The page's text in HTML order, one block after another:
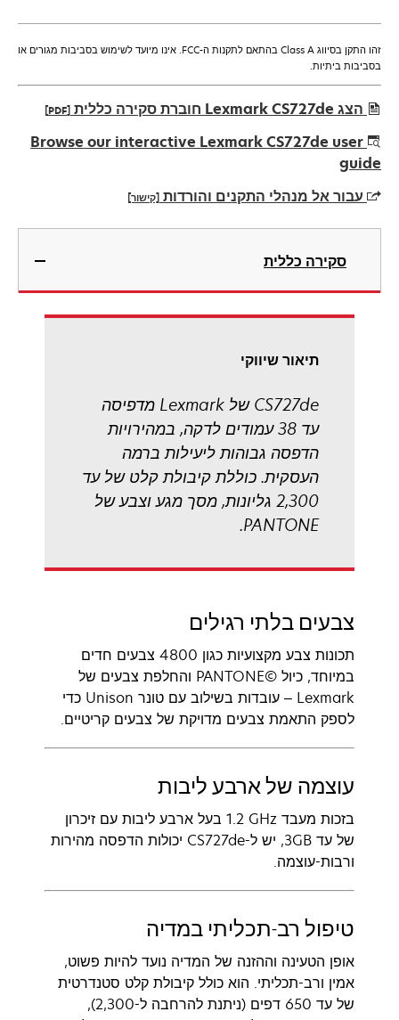
זהו התקן בסיווג Class A בהתאם לתקנות ה-FCC. אינו מיועד לשימוש בסביבות מגורים או
בסביבות ביתיות.
הצג Lexmark CS727de חוברת סקירה כללית [PDF]
opens
in
new
tab
Browse our interactive Lexmark CS727de user
guide
עבור אל מנהלי התקנים והורדות [קישור]
opens
new
סקירה כללית
תיאור שיווקי
CS727de של Lexmark מדפיסה
עד 38 עמודים לדקה, במהירויות
הדפסה גבוהות ליעילות ברמה
העסקית. כוללת קיבולת קלט של עד
2,300 גליונות, מסך מגע וצבע של
PANTONE.
צבעים בלתי רגילים
תכונות צבע מקצועיות כגון 4800 צבעים חדים
במיוחד, כיול PANTONE©‎ והחלפת צבעים של
Lexmark – עובדות בשילוב עם טונר Unison כדי
לספק התאמת צבעים מדויקת של צבעים קריטיים.
עוצמה של ארבע ליבות
בזכות מעבד ‎1.2 GHz בעל ארבע ליבות עם זיכרון
של עד ‎,3GB יש ל-CS727de יכולות הדפסה מהירות
ורבות-עוצמה.
טיפול רב-תכליתי במדיה
אופן הטעינה וההזנה של המדיה נועד להיות פשוט,
אמין ורב-תכליתי. הוא כולל קיבולת קלט סטנדרטית
של עד 650 דפים (ניתנת להרחבה ל-2,300),